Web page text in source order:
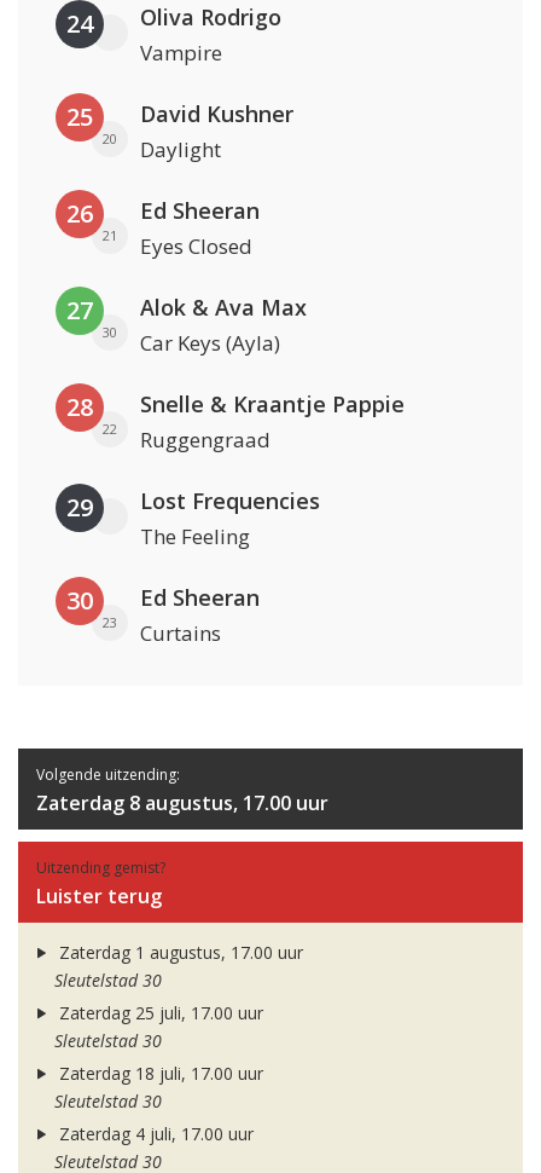
24 Oliva Rodrigo
Vampire
25
20
David Kushner
Daylight
26
21
Ed Sheeran
Eyes Closed
27
30
Alok & Ava Max
Car Keys (Ayla)
28
22
Snelle & Kraantje Pappie
Ruggengraad
29 Lost Frequencies
The Feeling
30
23
Ed Sheeran
Curtains
Volgende uitzending:
Zaterdag 8 augustus, 17.00 uur
Uitzending gemist?
Luister terug
Zaterdag 1 augustus, 17.00 uur
Sleutelstad 30
Zaterdag 25 juli, 17.00 uur
Sleutelstad 30
Zaterdag 18 juli, 17.00 uur
Sleutelstad 30
Zaterdag 4 juli, 17.00 uur
Sleutelstad 30